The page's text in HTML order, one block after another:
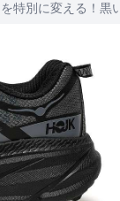
特別に変える！黒